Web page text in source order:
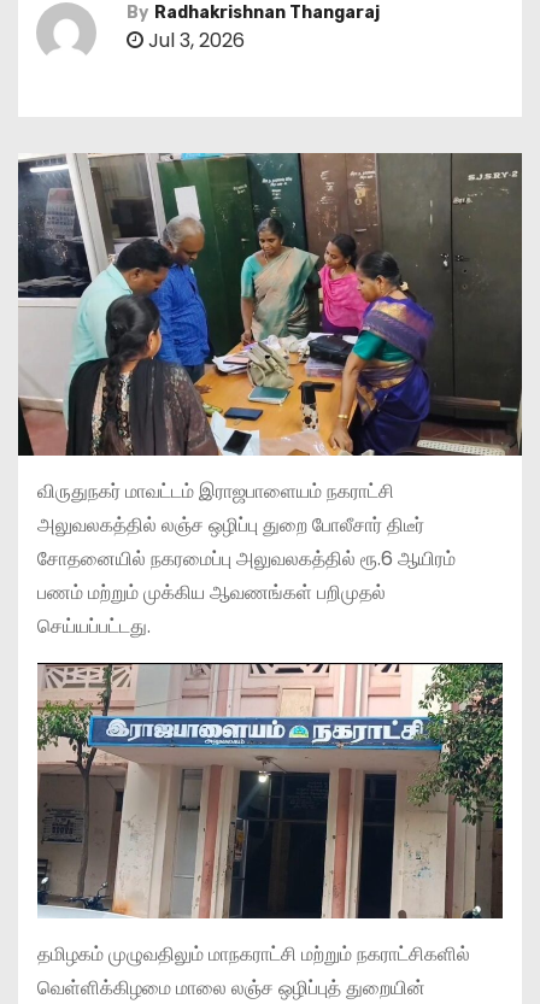
By Radhakrishnan Thangaraj
Jul 3, 2026
விருதுநகர் மாவட்டம் இராஜபாளையம் நகராட்சி
அலுவலகத்தில் லஞ்ச ஒழிப்பு துறை போலீசார் திடீர்
சோதனையில் நகரமைப்பு அலுவலகத்தில் ரூ.6 ஆயிரம்
பணம் மற்றும் முக்கிய ஆவணங்கள் பறிமுதல்
செய்யப்பட்டது.
தமிழகம் முழுவதிலும் மாநகராட்சி மற்றும் நகராட்சிகளில்
வெள்ளிக்கிழமை மாலை லஞ்ச ஒழிப்புத் துறையின்